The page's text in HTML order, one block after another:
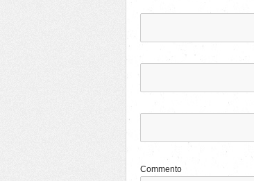
Commento